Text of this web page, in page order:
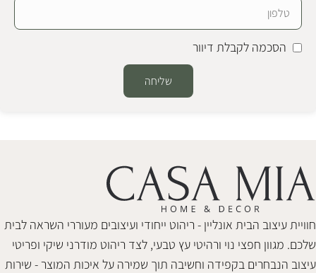
הסכמה לקבלת דיוור
שליחה
חוויית עיצוב הבית אונליין - ריהוט ייחודי ועיצובים מעוררי השראה לבית
שלכם. מגוון חפצי נוי ורהיטי עץ טבעי, לצד ריהוט מודרני שיקי ופריטי
עיצוב הנבחרים בקפידה וחשיבה תוך שמירה על איכות המוצר - שירות